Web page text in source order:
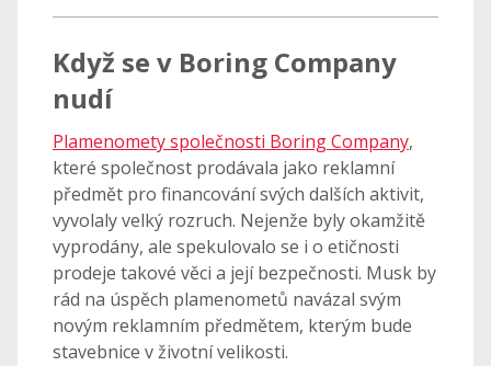
Když se v Boring Company
nudí
Plamenomety společnosti Boring Company,
které společnost prodávala jako reklamní
předmět pro financování svých dalších aktivit,
vyvolaly velký rozruch. Nejenže byly okamžitě
vyprodány, ale spekulovalo se i o etičnosti
prodeje takové věci a její bezpečnosti. Musk by
rád na úspěch plamenometů navázal svým
novým reklamním předmětem, kterým bude
stavebnice v životní velikosti.